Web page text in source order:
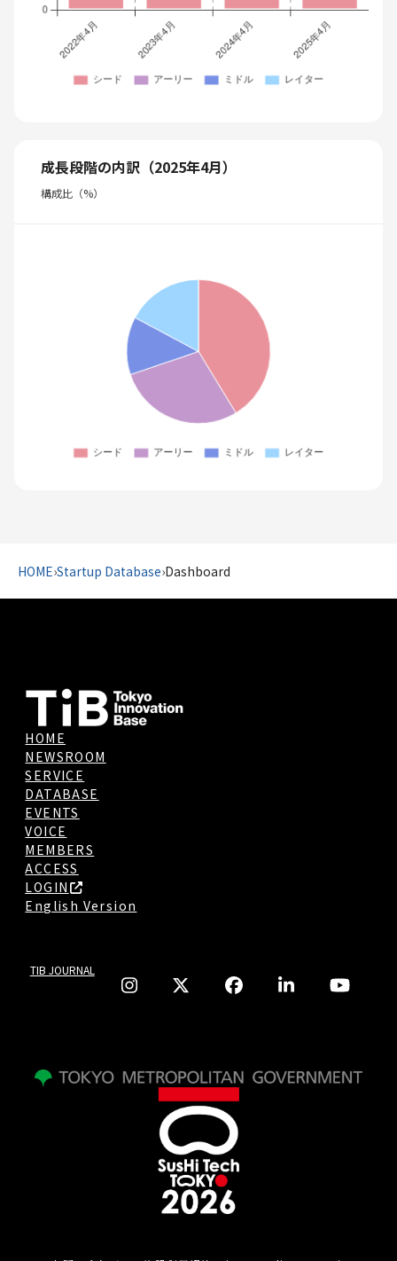
成長段階の内訳（2025年4月）
構成比（%）
HOME›Startup Database›Dashboard
HOME
NEWSROOM
SERVICE
DATABASE
EVENTS
VOICE
MEMBERS
ACCESS
LOGIN
English Version
TIB JOURNAL